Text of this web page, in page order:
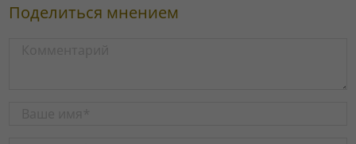
Поделиться мнением